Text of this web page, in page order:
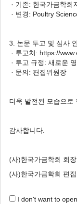
7
Agnes
Sehyeok
Korean J.
https://
Korean J.
https://
· 기존: 한국가금학
· 변경: Poultry
3. 논문 투고 및 심사
· 투고처: https://
· 투고 규정: 새로운
· 문의: 편집위원장
더욱 발전된 모습으로
감사합니다.
(사)한국가금학회 회
(사)한국가금학회 편
I don't want to